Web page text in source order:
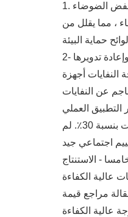
الضوضاء
، مما يقلل من
تدويرها
النفايات أجهزة
التطبيق العملي
بعد أن اعتمدت شركة إنتاج مواد البناء آلة الصحافة المموجة من نوع حفظ الطاقة وحماية البيئة ، انخفض استهلاك الطاقة بنسبة 20٪ وزاد معدل إعادة تدوير النفايات بنسبة 30٪. لم
- الاستنتاج
عالية الكفاءة
مراجع قيمة
عالية الكفاءة